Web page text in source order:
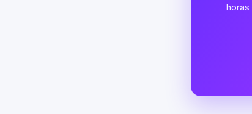
horas